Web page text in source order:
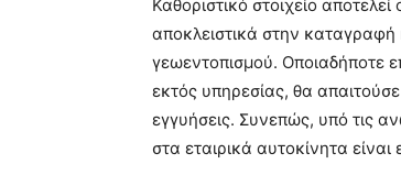
Καθοριστικό στοιχείο
αποκλειστικά στην
γεωεντοπισμού. Οποιαδήποτε
εκτός υπηρεσίας, θα
εγγυήσεις. Συνεπώς, υπό τις
στα εταιρικά αυτοκίνητα είναι